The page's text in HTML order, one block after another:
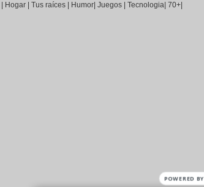
Hogar Tus raíces Humor Juegos Tecnologia 70+
POWERED BY